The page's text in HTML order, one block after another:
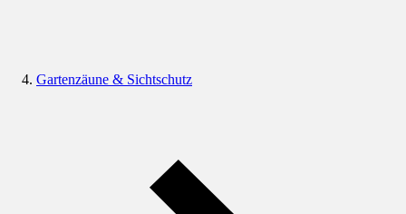
Gartenzäune & Sichtschutz